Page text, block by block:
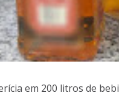
em 200 litros de